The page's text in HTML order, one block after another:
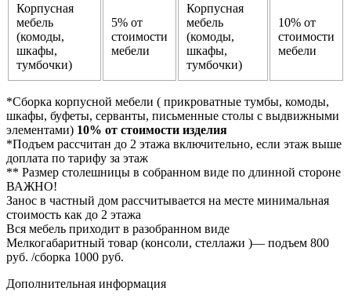
Корпусная
мебель
(комоды,
шкафы,
тумбочки)
5% от
стоимости
мебели
Корпусная
мебель
(комоды,
шкафы,
тумбочки)
10% от
стоимости
мебели
*Сборка корпусной мебели ( прикроватные тумбы, комоды,
шкафы, буфеты, серванты, письменные столы с выдвижными
элементами) 10% от стоимости изделия
*Подъем рассчитан до 2 этажа включительно, если этаж выше
доплата по тарифу за этаж
** Размер столешницы в собранном виде по длинной стороне
ВАЖНО!
Занос в частный дом рассчитывается на месте минимальная
стоимость как до 2 этажа
Вся мебель приходит в разобранном виде
Мелкогабаритный товар (консоли, стеллажи )— подъем 800
руб. /сборка 1000 руб.
Дополнительная информация